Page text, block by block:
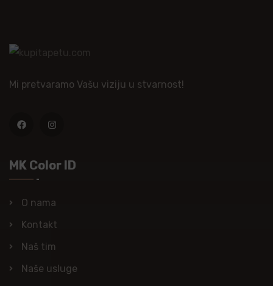
Mi pretvaramo Vašu viziju u stvarnost!
MK Color ID
O nama
Kontakt
Naš tim
Naše usluge